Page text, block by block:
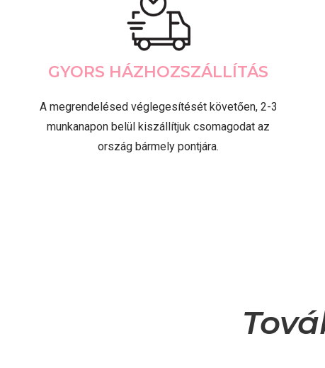
GYORS HÁZHOZSZÁLLÍTÁS
A megrendelésed véglegesítését követően, 2-3
munkanapon belül kiszállítjuk csomagodat az
ország bármely pontjára.